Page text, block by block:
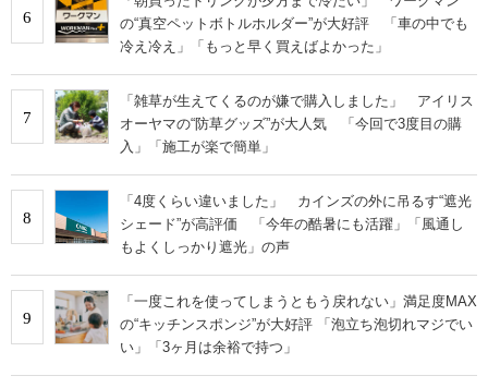
6
の“真空ペットボトルホルダー”が大好評 「車の中でも
冷え冷え」「もっと早く買えばよかった」
7
「雑草が生えてくるのが嫌で購入しました」 アイリス
オーヤマの“防草グッズ”が大人気 「今回で3度目の購
入」「施工が楽で簡単」
8
「4度くらい違いました」 カインズの外に吊るす“遮光
シェード”が高評価 「今年の酷暑にも活躍」「風通し
もよくしっかり遮光」の声
9
「一度これを使ってしまうともう戻れない」満足度MAX
の“キッチンスポンジ”が大好評 「泡立ち泡切れマジでい
い」「3ヶ月は余裕で持つ」